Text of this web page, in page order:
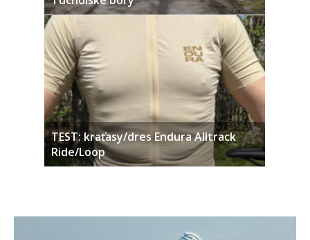
TEST: kraťasy/dres Endura Alltrack
Ride/Loop